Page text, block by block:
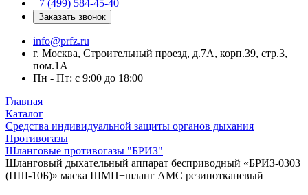
+7 (499) 584-45-40
Заказать звонок
info@prfz.ru
г. Москва, Строительный проезд, д.7А, корп.39, стр.3,
пом.1А
Пн - Пт: с 9:00 до 18:00
Главная
Каталог
Средства индивидуальной защиты органов дыхания
Противогазы
Шланговые противогазы "БРИЗ"
Шланговый дыхательный аппарат бесприводный «БРИЗ-0303
(ПШ-10Б)» маска ШМП+шланг АМС резинотканевый